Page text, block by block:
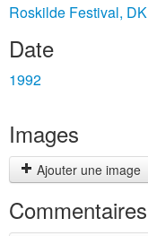
Roskilde Festival, DK
Date
1992
Images
Ajouter une image
Commentaires